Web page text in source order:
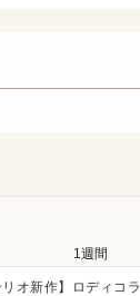
1週間
リオ新作】ロディコラ